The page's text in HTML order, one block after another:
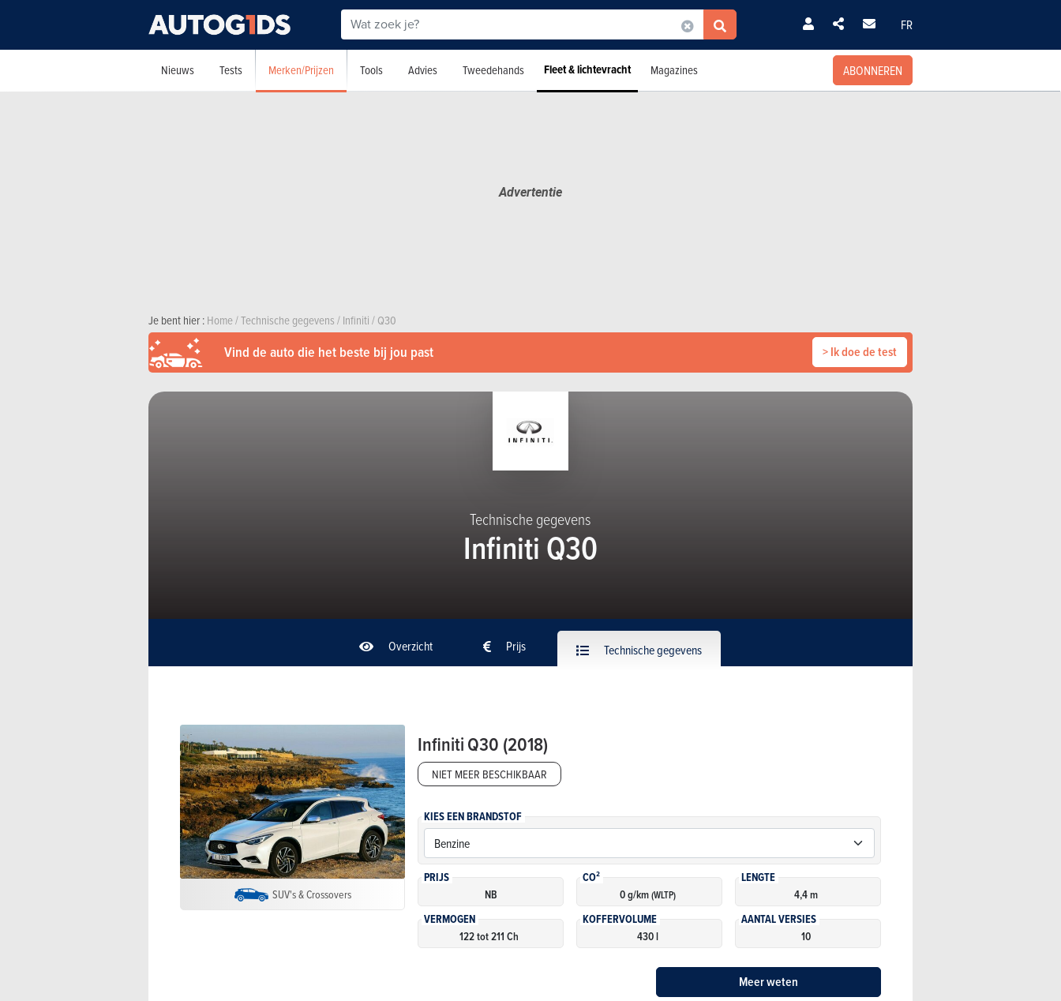
FR
Nieuws Tests Merken/Prijzen Tools Advies Tweedehands Fleet & lichtevracht Magazines ABONNEREN
Je bent hier :Home/Technische gegevens/Infiniti/Q30
Vind de auto die het beste bij jou past > Ik doe de test
Technische gegevens
Infiniti Q30
Overzicht Prijs Technische gegevens
SUV's & Crossovers
InfinitiQ30 (2018)
NIET MEER BESCHIKBAAR
KIES EEN BRANDSTOF
PRIJS
NB
CO²
0 g/km(WLTP)
LENGTE
4,4 m
VERMOGEN
122 tot 211 Ch
KOFFERVOLUME
430 l
AANTAL VERSIES
10
Meer weten